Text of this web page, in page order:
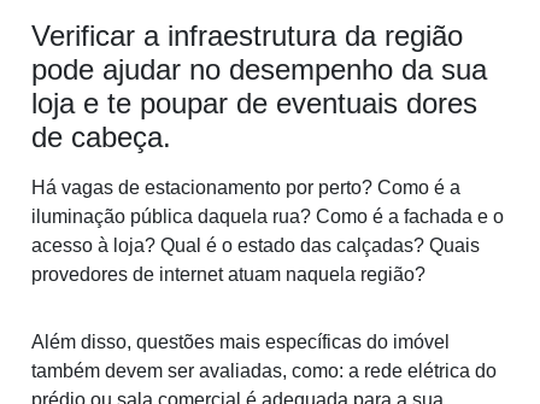
Verificar a infraestrutura da região
pode ajudar no desempenho da sua
loja e te poupar de eventuais dores
de cabeça.
Há vagas de estacionamento por perto? Como é a
iluminação pública daquela rua? Como é a fachada e o
acesso à loja? Qual é o estado das calçadas? Quais
provedores de internet atuam naquela região?
Além disso, questões mais específicas do imóvel
também devem ser avaliadas, como: a rede elétrica do
prédio ou sala comercial é adequada para a sua